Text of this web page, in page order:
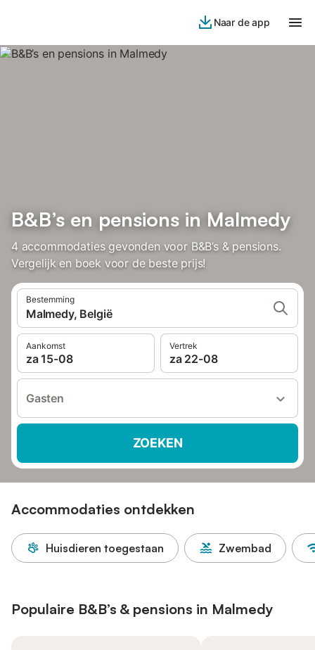
Naar de app
B&B’s en pensions in Malmedy
4 accommodaties gevonden voor B&B’s & pensions.
Vergelijk en boek voor de beste prijs!
Bestemming
Malmedy, België
Aankomst
za 15-08
Vertrek
za 22-08
Gasten
ZOEKEN
Accommodaties ontdekken
Huisdieren toegestaan Zwembad
Populaire B&B’s & pensions in Malmedy